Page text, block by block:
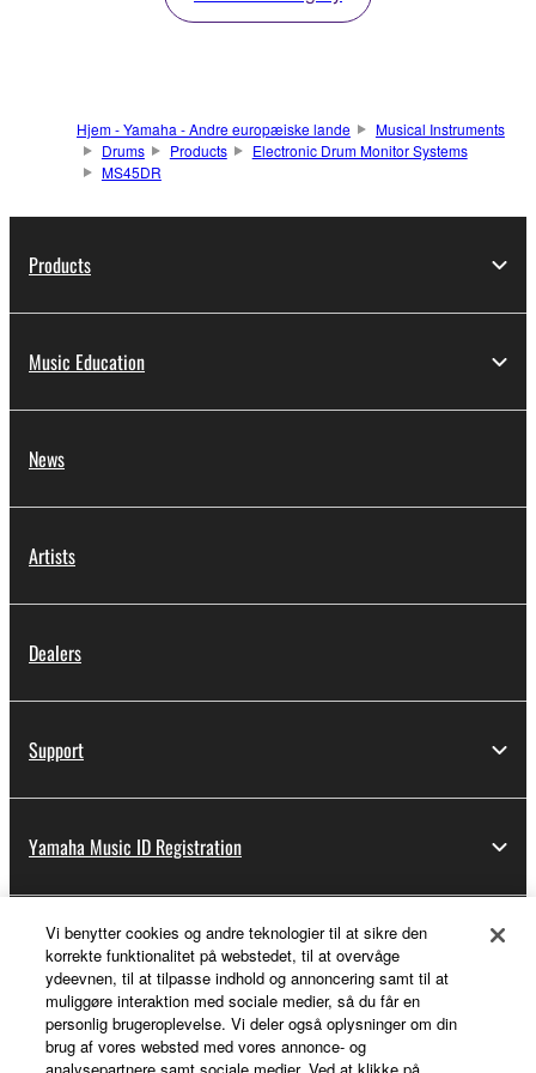
Hjem - Yamaha - Andre europæiske lande
Musical Instruments
Drums
Products
Electronic Drum Monitor Systems
MS45DR
Products
Music Education
News
Artists
Dealers
Support
Yamaha Music ID Registration
About Yamaha
Danmark - English
Vi benytter cookies og andre teknologier til at sikre den
korrekte funktionalitet på webstedet, til at overvåge
ydeevnen, til at tilpasse indhold og annoncering samt til at
muliggøre interaktion med sociale medier, så du får en
personlig brugeroplevelse. Vi deler også oplysninger om din
brug af vores websted med vores annonce- og